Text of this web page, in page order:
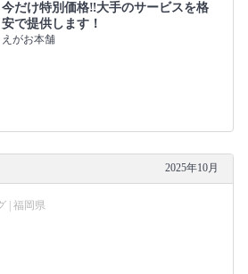
今だけ特別価格‼️大手のサービスを格
安で提供します！
えがお本舗
2025年10月
| 福岡県